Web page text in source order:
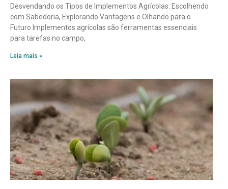
Desvendando os Tipos de Implementos Agrícolas: Escolhendo
com Sabedoria, Explorando Vantagens e Olhando para o
Futuro Implementos agrícolas são ferramentas essenciais
para tarefas no campo,
Leia mais »